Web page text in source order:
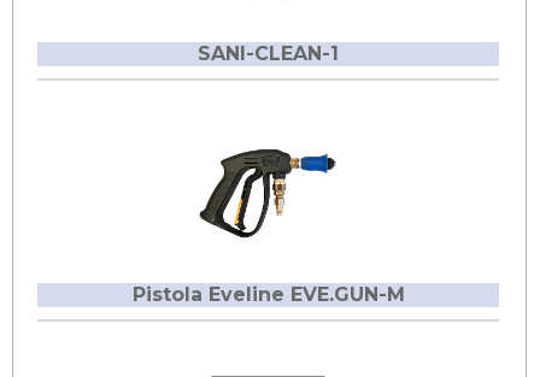
SANI-CLEAN-1
Pistola Eveline EVE.GUN-M